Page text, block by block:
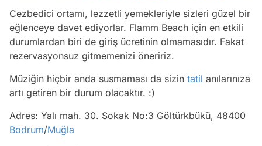
Cezbedici ortamı, lezzetli yemekleriyle sizleri güzel bir
eğlenceye davet ediyorlar. Flamm Beach için en etkili
durumlardan biri de giriş ücretinin olmamasıdır. Fakat
rezervasyonsuz gitmemenizi öneririz.
Müziğin hiçbir anda susmaması da sizin tatil anılarınıza
artı getiren bir durum olacaktır. :)
Adres: Yalı mah. 30. Sokak No:3 Göltürkbükü, 48400
Bodrum/Muğla